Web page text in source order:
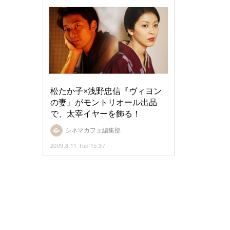
シネマカフェ編集部
松たか子×浅野忠信『ヴィヨン
の妻』がモントリオール出品
で、太宰イヤーを飾る！
2009.8.11 Tue 15:37